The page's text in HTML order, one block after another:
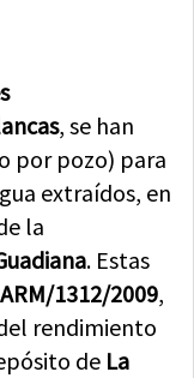
, se han
por pozo) para
extraídos, en
la
. Estas
1312/2009,
rendimiento
de La